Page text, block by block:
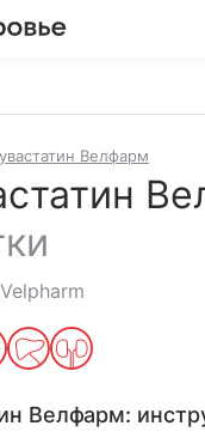
Велфарм
Велфарм: